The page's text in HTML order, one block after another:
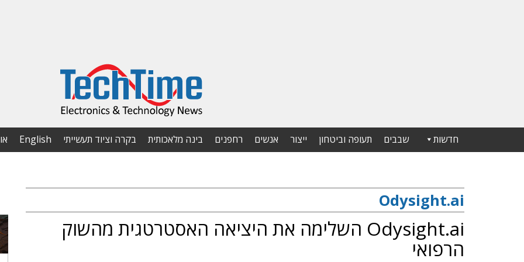
חדשות שבבים תעופה וביטחון ייצור אנשים רחפנים בינה מלאכותית בקרה וציוד תעשייתי English
Odysight.ai
Odysight.ai השלימה את היציאה האסטרטגית מהשוק
הרפואי